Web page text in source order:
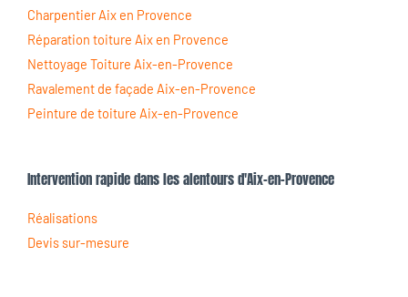
Charpentier Aix en Provence
Réparation toiture Aix en Provence
Nettoyage Toiture Aix-en-Provence
Ravalement de façade Aix-en-Provence
Peinture de toiture Aix-en-Provence
Intervention rapide dans les alentours d'Aix-en-Provence
Réalisations
Devis sur-mesure